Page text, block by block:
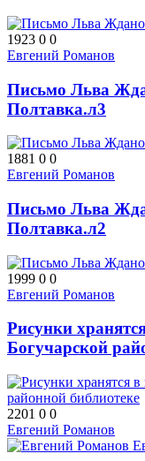
1923 0 0
Евгений Романов
Письмо Льва
Полтавка.л3
1881 0 0
Евгений Романов
Письмо Льва
Полтавка.л2
1999 0 0
Евгений Романов
Рисунки
Богучарской
2201 0 0
Евгений Романов